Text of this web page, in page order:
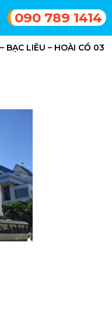
090 789 1414
BẠC LIÊU – HOÀI CỔ 03